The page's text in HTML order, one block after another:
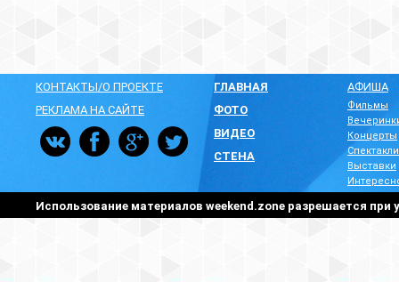
КОНТАКТЫ/О ПРОЕКТЕ
РЕКЛАМА НА САЙТЕ
ГЛАВНАЯ
ФОТО
ВИДЕО
СТЕНА
АФИША
Фильмы
Концерты
Спектакли
Выставки
Использование материалов weekend.zone разрешается